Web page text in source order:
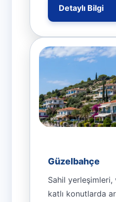
Detaylı Bilgi
Güzelbahçe
Sahil
katlı konutlarda